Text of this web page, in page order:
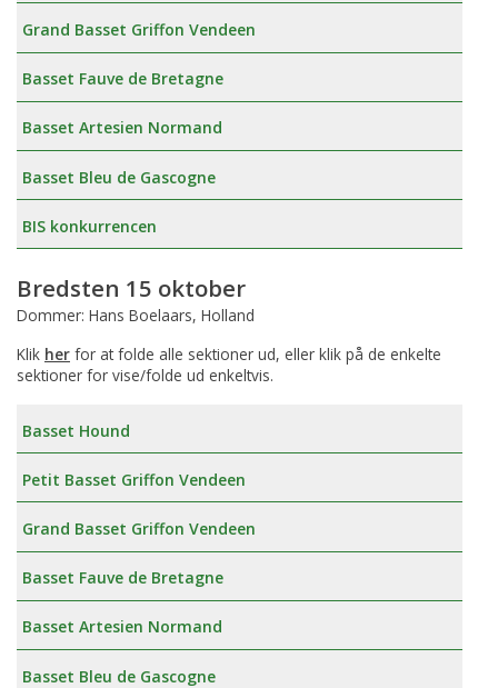
Grand Basset Griffon Vendeen
Basset Fauve de Bretagne
Basset Artesien Normand
Basset Bleu de Gascogne
BIS konkurrencen
Bredsten 15 oktober
Dommer: Hans Boelaars, Holland
Klik her for at folde alle sektioner ud, eller klik på de enkelte
sektioner for vise/folde ud enkeltvis.
Basset Hound
Petit Basset Griffon Vendeen
Grand Basset Griffon Vendeen
Basset Fauve de Bretagne
Basset Artesien Normand
Basset Bleu de Gascogne